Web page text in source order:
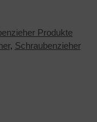
Produkte
, Schraubenzieher